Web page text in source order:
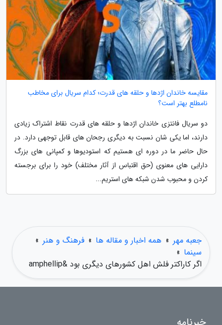
مقایسه خاندان اژدها و حلقه های قدرت؛ کدام سریال برای مخاطب
نامطلع بهتر است؟
دو سریال فانتزی خاندان اژدها و حلقه های قدرت نقاط اشتراک زیادی
دارند، اما یکی شان نسبت به دیگری رجحان های قابل توجهی دارد. در
حال حاضر ما در دوره ای هستیم که استودیوها و کمپانی های بزرگ
دارایی های معنوی (حق اقتباس از آثار مختلف) خود را برای برجسته
کردن و محبوب شدن شبکه های استریم...
جعبه مهر » همه اخبار و مقاله ها » فرهنگ و هنر »
سینما »
اگر کاراکتر فلش اهل کشورهای دیگری بود &amphellip